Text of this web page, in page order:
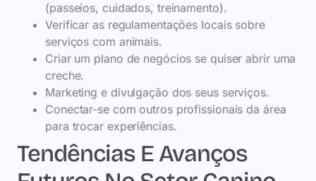
(passeios, cuidados, treinamento).
Verificar as regulamentações locais sobre
serviços com animais.
Criar um plano de negócios se quiser abrir uma
creche.
Marketing e divulgação dos seus serviços.
Conectar-se com outros profissionais da área
para trocar experiências.
Tendências E Avanços